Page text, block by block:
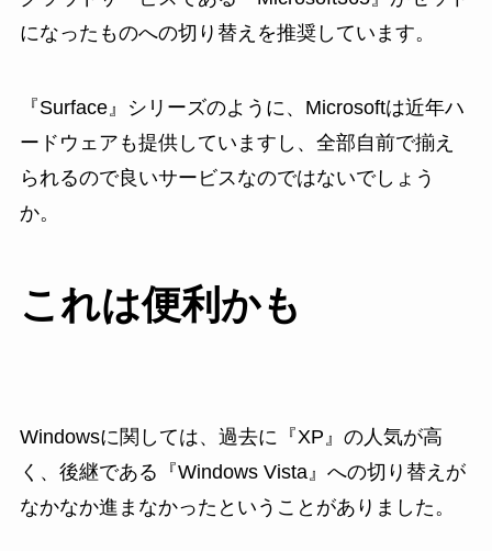
になったものへの切り替えを推奨しています。
『Surface』シリーズのように、Microsoftは近年ハ
ードウェアも提供していますし、全部自前で揃え
られるので良いサービスなのではないでしょう
か。
これは便利かも
Windowsに関しては、過去に『XP』の人気が高
く、後継である『Windows Vista』への切り替えが
なかなか進まなかったということがありました。